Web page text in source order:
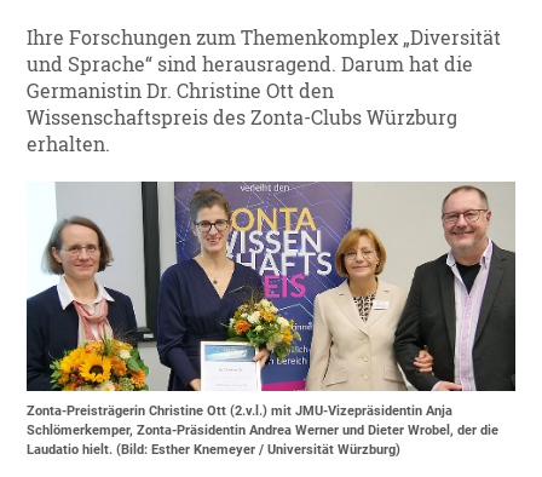
Ihre Forschungen zum Themenkomplex „Diversität
und Sprache“ sind herausragend. Darum hat die
Germanistin Dr. Christine Ott den
Wissenschaftspreis des Zonta-Clubs Würzburg
erhalten.
Zonta-Preisträgerin Christine Ott (2.v.l.) mit JMU-Vizepräsidentin Anja
Schlömerkemper, Zonta-Präsidentin Andrea Werner und Dieter Wrobel, der die
Laudatio hielt. (Bild: Esther Knemeyer / Universität Würzburg)